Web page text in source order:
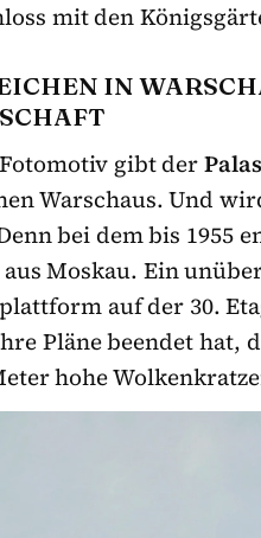
mit den
IN
gibt der
Warschaus. Und
bei dem bis 1955
Moskau. Ein
auf der 30.
Pläne beendet hat,
hohe